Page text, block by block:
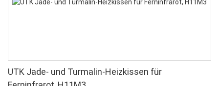
UTK Jade- und Turmalin-Heizkissen für